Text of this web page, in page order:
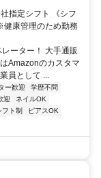
指定シフト 《シフ
康管理のため勤務
ーター！ 大手通販
Amazonのカスタマ
員として ...
ー歓迎
学歴不問
迎
ネイルOK
フト制
ピアスOK